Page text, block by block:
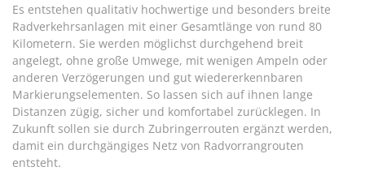
Es entstehen qualitativ hochwertige und besonders breite
Radverkehrsanlagen mit einer Gesamtlänge von rund 80
Kilometern. Sie werden möglichst durchgehend breit
angelegt, ohne große Umwege, mit wenigen Ampeln oder
anderen Verzögerungen und gut wiedererkennbaren
Markierungselementen. So lassen sich auf ihnen lange
Distanzen zügig, sicher und komfortabel zurücklegen. In
Zukunft sollen sie durch Zubringerrouten ergänzt werden,
damit ein durchgängiges Netz von Radvorrangrouten
entsteht.